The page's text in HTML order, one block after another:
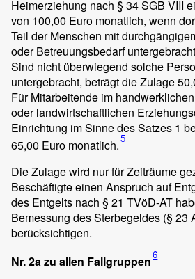
Heimerziehung nach § 34 SGB VIII
von 100,00 Euro monatlich, wenn
Teil der Menschen mit
oder Betreuungsbedarf
Sind nicht überwiegend solche
untergebracht, beträgt die Zulage
Für Mitarbeitende im
oder landwirtschaftlichen
Einrichtung im Sinne des Satzes 1
65,00 Euro monatlich.5
Die Zulage wird nur für Zeiträume
Beschäftigte einen Anspruch auf
des Entgelts nach § 21 TVöD-AT
Bemessung des Sterbegeldes (§ 23
berücksichtigen.
Nr. 2a zu allen Fallgruppen6